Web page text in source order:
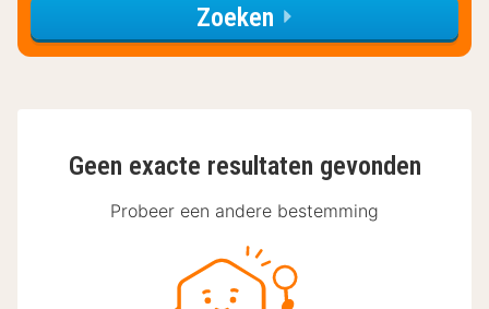
Zoeken
Geen exacte resultaten gevonden
Probeer een andere bestemming